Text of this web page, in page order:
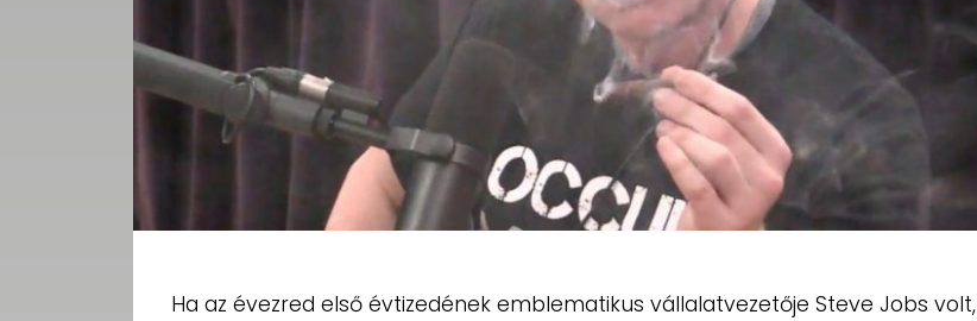
Ha az évezred első évtizedének emblematikus vállalatvezetője Steve Jobs volt,